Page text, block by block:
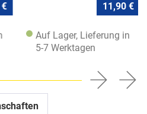
11,90 €
Auf Lager, Lieferung in
5-7 Werktagen